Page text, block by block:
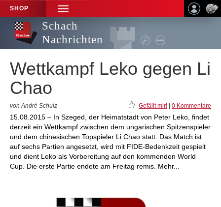
SHOP
TOGGLE
NAVIGATION
Schach
Nachrichten
Wettkampf Leko gegen Li
Chao
von André Schulz Gefällt mir! 0 Kommentare
15.08.2015 – In Szeged, der Heimatstadt von Peter Leko, findet
derzeit ein Wettkampf zwischen dem ungarischen Spitzenspieler
und dem chinesischen Topspieler Li Chao statt. Das Match ist
auf sechs Partien angesetzt, wird mit FIDE-Bedenkzeit gespielt
und dient Leko als Vorbereitung auf den kommenden World
Cup. Die erste Partie endete am Freitag remis. Mehr...